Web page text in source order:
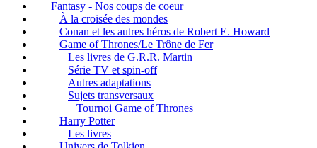
Fantasy - Nos coups de coeur
À la croisée des mondes
Conan et les autres héros de Robert E. Howard
Game of Thrones/Le Trône de Fer
Les livres de G.R.R. Martin
Série TV et spin-off
Autres adaptations
Sujets transversaux
Tournoi Game of Thrones
Harry Potter
Les livres